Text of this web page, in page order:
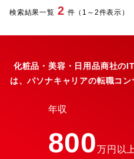
します。将来的には100％内製
の上流工程から担当していきます
検索結果一覧 2 件（1～2件表示）
化粧品・美容・日用品商社の
は、パソナキャリアの転職コン
年収
800万円以上